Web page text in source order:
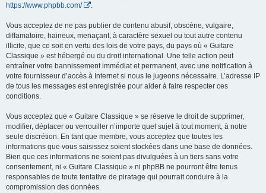
https://www.phpbb.com/
Vous acceptez de ne pas publier de contenu abusif, obscène, vulgaire,
diffamatoire, haineux, menaçant, à caractère sexuel ou tout autre contenu
illicite, que ce soit en vertu des lois de votre pays, du pays où « Guitare
Classique » est hébergé ou du droit international. Une telle action peut
entraîner votre bannissement immédiat et permanent, avec une notification à
votre fournisseur d’accès à Internet si nous le jugeons nécessaire. L’adresse IP
de tous les messages est enregistrée pour aider à faire respecter ces
conditions.
Vous acceptez que « Guitare Classique » se réserve le droit de supprimer,
modifier, déplacer ou verrouiller n’importe quel sujet à tout moment, à notre
seule discrétion. En tant que membre, vous acceptez que toutes les
informations que vous saisissez soient stockées dans une base de données.
Bien que ces informations ne soient pas divulguées à un tiers sans votre
consentement, ni « Guitare Classique » ni phpBB ne pourront être tenus
responsables de toute tentative de piratage qui pourrait conduire à la
compromission des données.